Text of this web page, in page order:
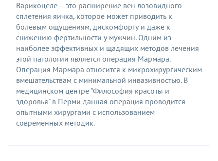
Варикоцеле – это расширение вен лозовидного
сплетения яичка, которое может приводить к
болевым ощущениям, дискомфорту и даже к
снижению фертильности у мужчин. Одним из
наиболее эффективных и щадящих методов лечения
этой патологии является операция Мармара.
Операция Мармара относится к микрохирургическим
вмешательствам с минимальной инвазивностью. В
медицинском центре "Философия красоты и
здоровья" в Перми данная операция проводится
опытными хирургами с использованием
современных методик.